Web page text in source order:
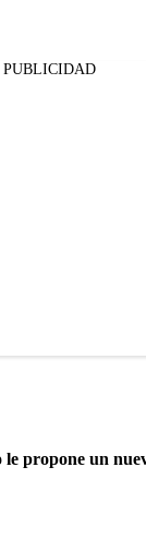
PUBLICIDAD
le propone un